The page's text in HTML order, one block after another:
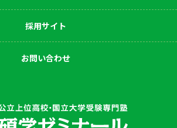
採用サイト
お問い合わせ